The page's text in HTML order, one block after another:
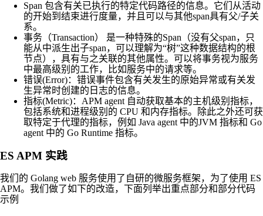
Span 包含有关已执行的特定代码路径的信息。它们从活动
的开始到结束进行度量，并且可以与其他span具有父/子关
系。
事务（Transaction） 是一种特殊的Span（没有父span，只
能从中派生出子span，可以理解为“树”这种数据结构的根
节点），具有与之关联的其他属性。可以将事务视为服务
中最高级别的工作，比如服务中的请求等。
错误(Error)：错误事件包含有关发生的原始异常或有关发
生异常时创建的日志的信息。
指标(Metric)：APM agent 自动获取基本的主机级别指标，
包括系统和进程级别的 CPU 和内存指标。除此之外还可获
取特定于代理的指标，例如 Java agent 中的JVM 指标和 Go
agent 中的 Go Runtime 指标。
ES APM 实践
我们的 Golang web 服务使用了自研的微服务框架，为了使用 ES
APM。我们做了如下的改造，下面列举出重点部分和部分代码
示例